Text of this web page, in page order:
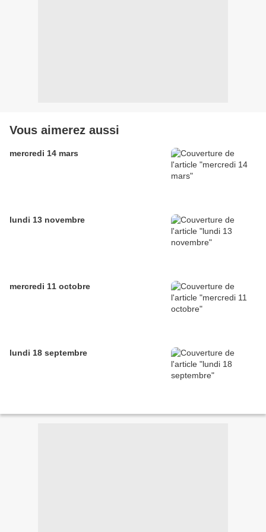
Vous aimerez aussi
mercredi 14 mars
lundi 13 novembre
mercredi 11 octobre
lundi 18 septembre